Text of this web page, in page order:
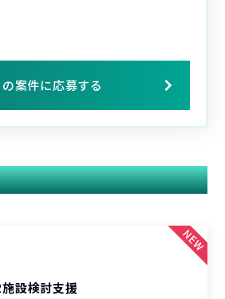
の案件に応募する
連する案件
設検討支援